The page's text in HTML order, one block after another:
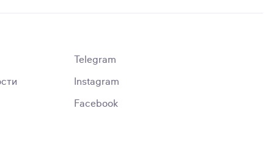
Telegram
Instagram
Facebook